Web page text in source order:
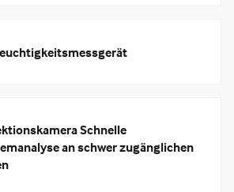
Schnelle
an schwer zugänglichen